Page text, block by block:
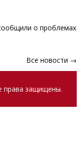
о проблемах
Все новости →
защищены.